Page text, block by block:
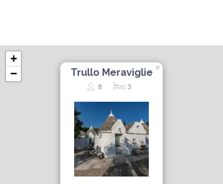
Trullo Meraviglie
8 3
×
+
−